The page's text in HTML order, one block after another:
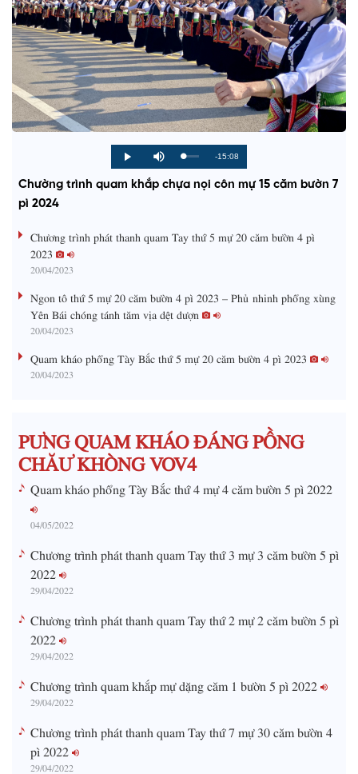
P
l
M
u
e
L
d
e
P
r
g
%
R
e
i
e
-15:08
Chường trình quam khắp chựa nọi côn mự 15 căm bườn 7
pì 2024
Chương trình phát thanh quam Tay thứ 5 mự 20 căm bườn 4 pì
2023
20/04/2023
Ngon tô thứ 5 mự 20 căm bườn 4 pì 2023 – Phủ nhinh phổng xùng
Yên Bái chóng tánh tăm vịa dệt dượn
20/04/2023
Quam kháo phổng Tày Bắc thứ 5 mự 20 căm bườn 4 pì 2023
20/04/2023
PƯNG QUAM KHÁO ĐÁNG PỒNG
CHĂƯ KHÒNG VOV4
Quam kháo phổng Tày Bắc thứ 4 mự 4 căm bườn 5 pì 2022
04/05/2022
Chương trình phát thanh quam Tay thứ 3 mự 3 căm bườn 5 pì
2022
29/04/2022
Chương trình phát thanh quam Tay thứ 2 mự 2 căm bườn 5 pì
2022
29/04/2022
Chương trình quam khắp mự dặng căm 1 bườn 5 pì 2022
29/04/2022
Chương trình phát thanh quam Tay thứ 7 mự 30 căm bườn 4
pì 2022
29/04/2022